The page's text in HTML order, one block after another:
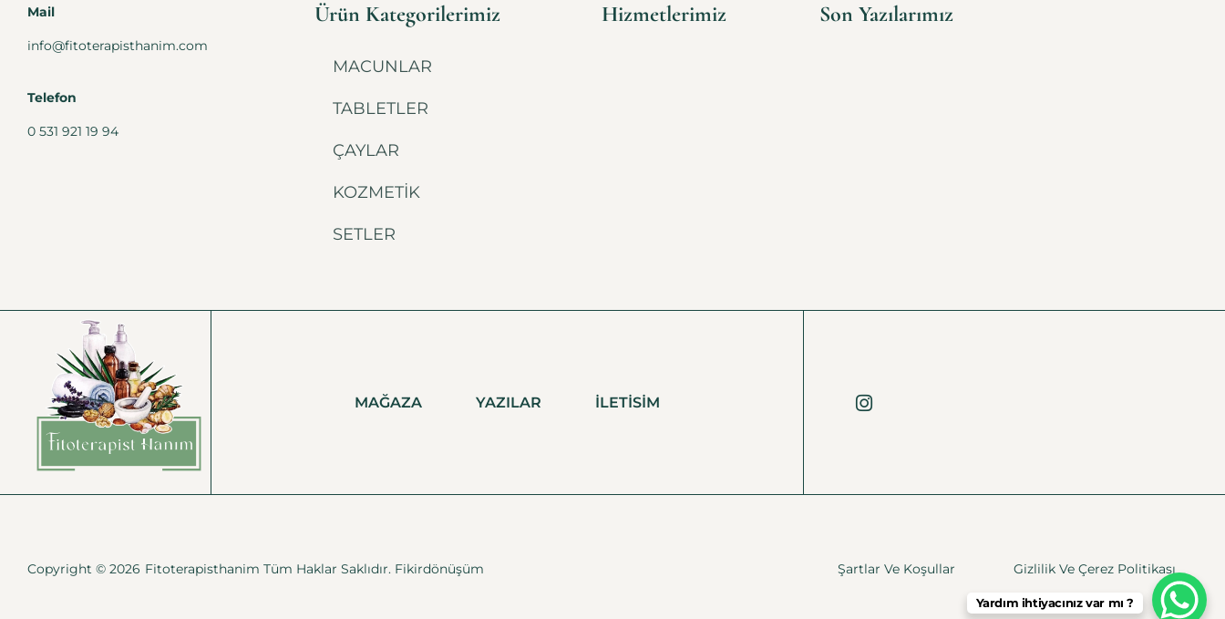
Mail
info@fitoterapisthanim.com
Telefon
0 531 921 19 94
Ürün Kategorilerimiz
MACUNLAR
TABLETLER
ÇAYLAR
KOZMETİK
SETLER
Hizmetlerimiz Son Yazılarımız
MAĞAZA YAZILAR İLETISIM
Copyright © 2026 Fitoterapisthanim Tüm Haklar Saklıdır. Fikirdönüşüm Şartlar Ve Koşullar Gizlilik Ve Çerez Politikası
Yardım ihtiyacınız var mı ?